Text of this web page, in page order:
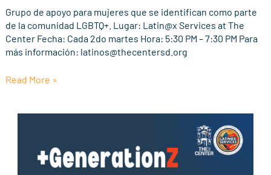
Grupo de apoyo para mujeres que se identifican como parte
de la comunidad LGBTQ+. Lugar: Latin@x Services at The
Center Fecha: Cada 2do martes Hora: 5:30 PM – 7:30 PM Para
más información: latinos@thecentersd.org
de
Apoyo
En
Español
Read More »